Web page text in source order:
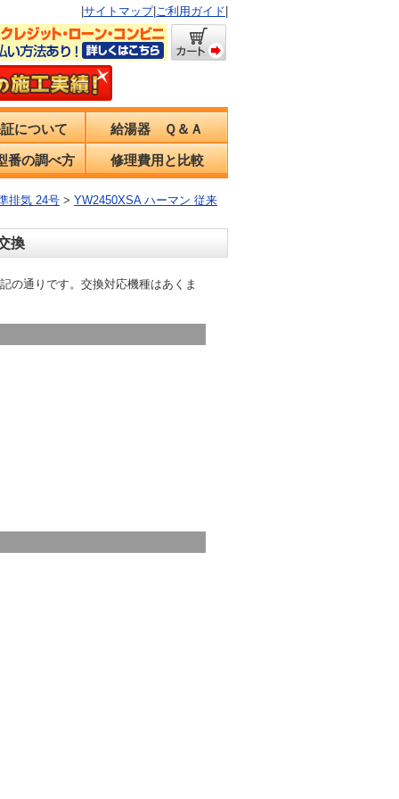
サイトマップ| ご利用ガイド
について 給湯器 Ｑ＆Ａ
番の調べ方 修理費用と比較
排気 24号 > YW2450XSA ハーマン 従来
換
の通りです。交換対応機種はあくま